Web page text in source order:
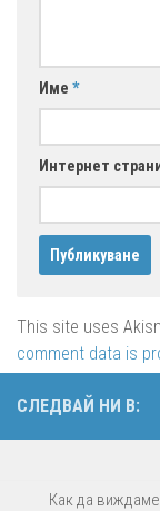
Име *
Интернет
This site uses
comment data is
СЛЕДВАЙ НИ В:
Как да